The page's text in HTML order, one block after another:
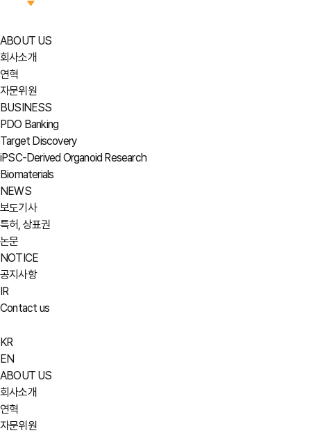
ABOUT US
회사소개
연혁
자문위원
BUSINESS
PDO Banking
Target Discovery
iPSC-Derived Organoid Research
Biomaterials
NEWS
보도기사
특허, 상표권
논문
NOTICE
공지사항
IR
Contact us
KR
EN
ABOUT US
회사소개
연혁
자문위원